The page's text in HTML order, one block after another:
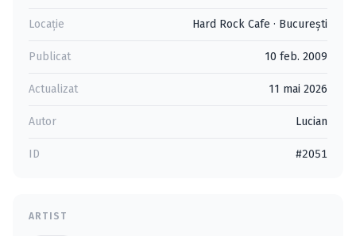
Locație Hard Rock Cafe · Bucureşti
Publicat 10 feb. 2009
Actualizat 11 mai 2026
Autor Lucian
ID #2051
ARTIST